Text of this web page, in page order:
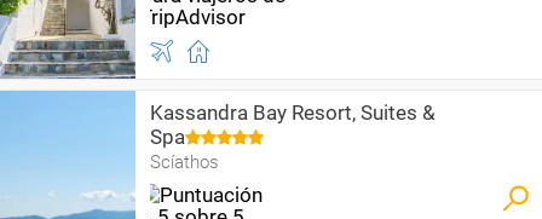
Kassandra Bay Resort, Suites &
Spa
Scíathos